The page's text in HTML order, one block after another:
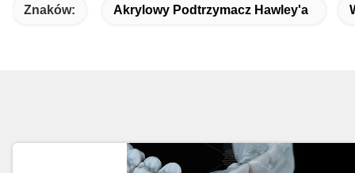
Znaków: Akrylowy Podtrzymacz Hawley'a